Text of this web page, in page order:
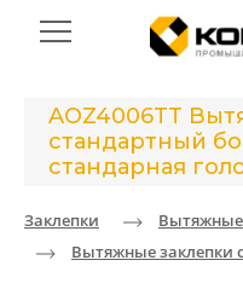
AOZ4006TT
стандартный
стандарная
Заклепки
Вытяжные
Вытяжные заклепки